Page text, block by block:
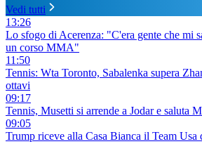
Vedi tutti
13:26
Lo sfogo di Acerenza: "C'era gente che mi
un corso MMA"
11:50
Tennis: Wta Toronto, Sabalenka supera
ottavi
09:17
Tennis, Musetti si arrende a Jodar e saluta
09:05
Trump riceve alla Casa Bianca il Team